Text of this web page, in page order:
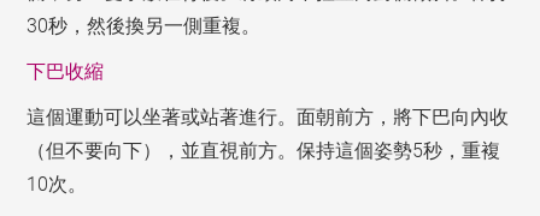
30秒，然後換另一側重複。
下巴收縮
這個運動可以坐著或站著進行。面朝前方，將下巴向內收
（但不要向下），並直視前方。保持這個姿勢5秒，重複
10次。